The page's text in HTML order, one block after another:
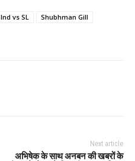
Ind vs SL
Shubhman Gill
Next article
अभिषेक के साथ अनबन की खबरों के